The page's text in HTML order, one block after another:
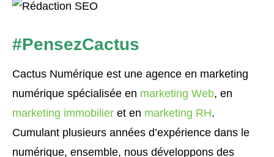
#PensezCactus
Cactus Numérique est une agence en marketing
numérique spécialisée en marketing Web, en
marketing immobilier et en marketing RH.
Cumulant plusieurs années d’expérience dans le
numérique, ensemble, nous développons des